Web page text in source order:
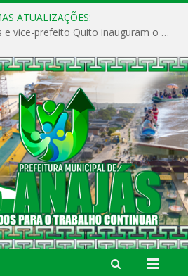
ATUALIZAÇÕES:
Prefeito Vivaldo Mendes e vice-prefeito Quito inauguram o CAPS e fortalecem a saúde pública em Anajás.